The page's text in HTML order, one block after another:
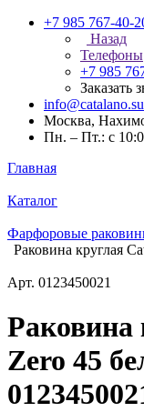
+7 985 767-40-
Назад
Телефоны
+7 985
Заказать
info@catalano.su
Москва,
Пн. – Пт.: с
Главная
Каталог
Фарфоровые
Раковина круглая
Арт. 0123450021
Раковина
Zero 45